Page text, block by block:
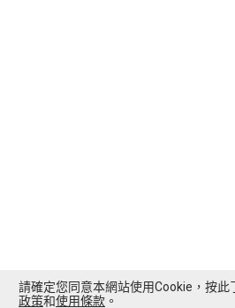
請確定您同意本網站使用Cookie，按此
政策和使用條款 。